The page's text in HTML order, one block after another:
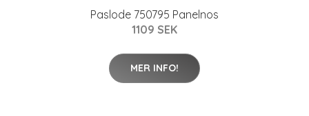
Paslode 750795 Panelnos
1109 SEK
MER INFO!